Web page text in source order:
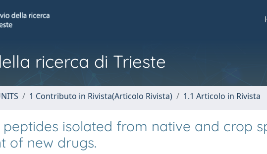
ricerca di Trieste
1 Contributo in Rivista(Articolo Rivista) 1.1 Articolo in Rivista
isolated from native and crop
of new drugs.